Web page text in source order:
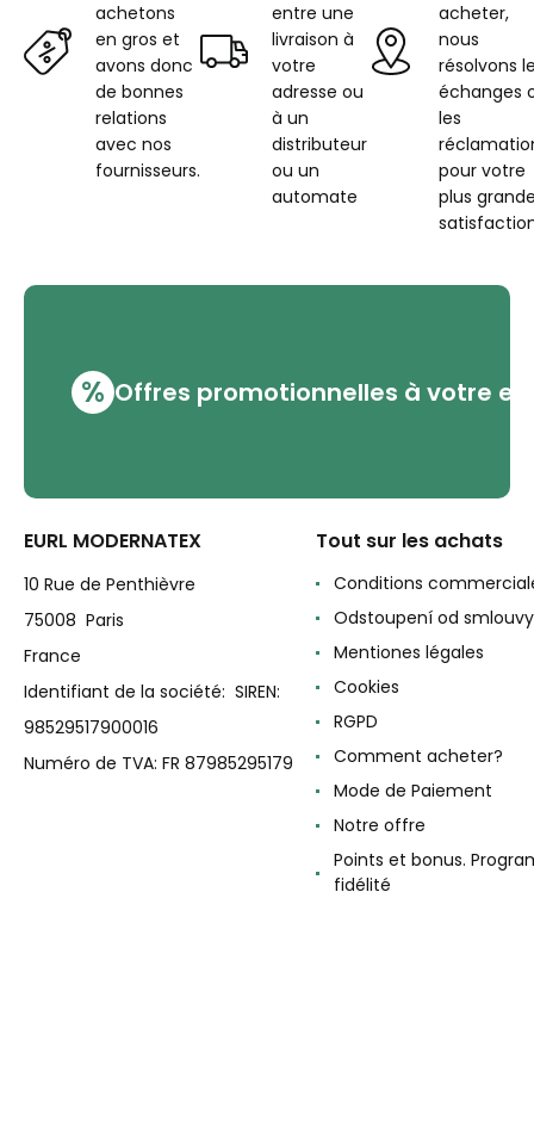
achetons
en gros et
avons donc
de bonnes
relations
avec nos
fournisseurs.
entre une
livraison à
votre
adresse ou
à un
distributeur
ou un
automate
acheter,
nous
résolvons
échanges
les
pour votre
plus
% Offres promotionnelles à votre
EURL MODERNATEX
10 Rue de Penthièvre
75008 Paris
France
Identifiant de la société: SIREN:
98529517900016
Numéro de TVA: FR 87985295179
Tout sur les achats
Conditions
Odstoupení od smlouvy
Mentiones légales
Cookies
RGPD
Comment acheter?
Mode de Paiement
Notre offre
Points et bonus.
fidélité